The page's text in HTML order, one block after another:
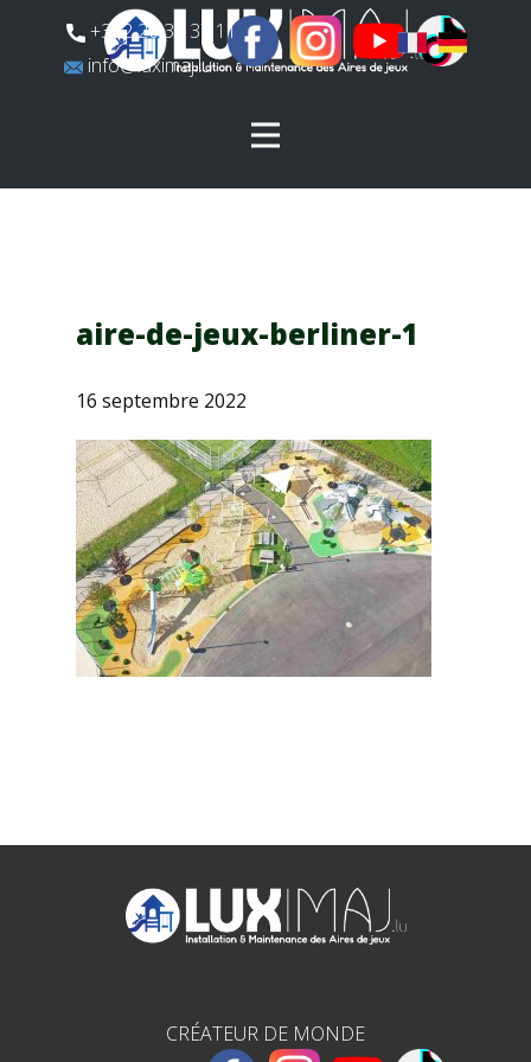
​+352 26 31 37 11
​info@luximaj.lu
aire-de-jeux-berliner-1
16 septembre 2022
CRÉATEUR DE MONDE